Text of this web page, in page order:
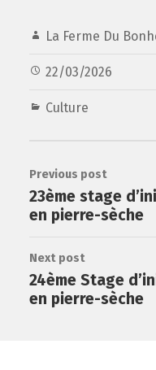
La Ferme Du
22/03/2026
Culture
Previous post
23ème stage
en pierre-sèche
Next post
24ème Stage
en pierre-sèche